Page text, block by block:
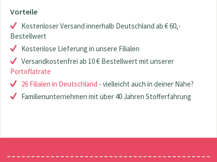
Vorteile
Kostenloser Versand innerhalb Deutschland ab € 60,-
Bestellwert
Kostenlose Lieferung in unsere Filialen
Versandkostenfrei ab 10 € Bestellwert mit unserer
Portoflatrate
26 Filialen in Deutschland - vielleicht auch in deiner Nähe?
Familienunternehmen mit über 40 Jahren Stofferfahrung